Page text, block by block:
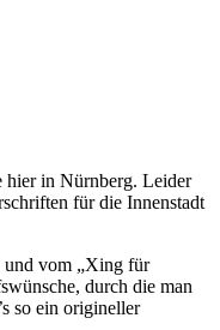
hier in Nürnberg. Leider
für die Innenstadt
und vom „Xing für
durch die man
so ein origineller